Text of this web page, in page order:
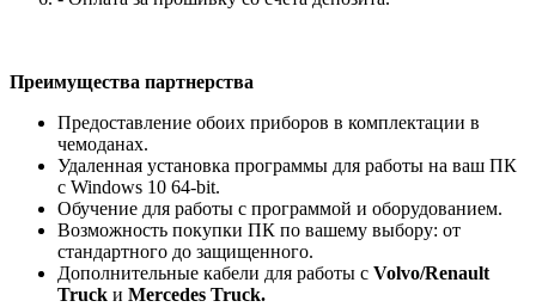
Преимущества партнерства
Предоставление обоих приборов в комплектации в
чемоданах.
Удаленная установка программы для работы на ваш ПК
с Windows 10 64-bit.
Обучение для работы с программой и оборудованием.
Возможность покупки ПК по вашему выбору: от
стандартного до защищенного.
Дополнительные кабели для работы с Volvo/Renault
Truck и Mercedes Truck.